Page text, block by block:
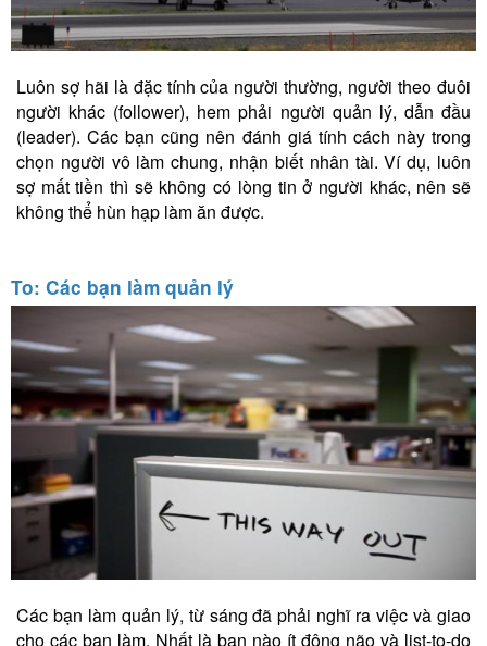
Luôn sợ hãi là đặc tính của người thường, người theo đuôi
người khác (follower), hem phải người quản lý, dẫn đầu
(leader). Các bạn cũng nên đánh giá tính cách này trong
chọn người vô làm chung, nhận biết nhân tài. Ví dụ, luôn
sợ mất tiền thì sẽ không có lòng tin ở người khác, nên sẽ
không thể hùn hạp làm ăn được.
To: Các bạn làm quản lý
Các bạn làm quản lý, từ sáng đã phải nghĩ ra việc và giao
cho các bạn làm. Nhất là bạn nào ít động não và list-to-do